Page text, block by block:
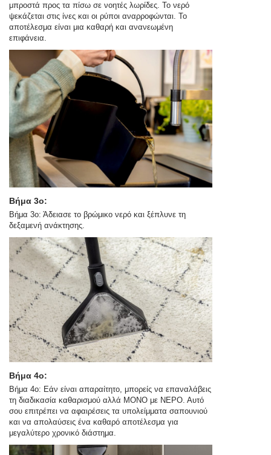
μπροστά προς τα πίσω σε νοητές λωρίδες. Το νερό
ψεκάζεται στις ίνες και οι ρύποι αναρροφώνται. Το
αποτέλεσμα είναι μια καθαρή και ανανεωμένη
επιφάνεια.
Βήμα 3ο:
Βήμα 3ο: Άδειασε το βρώμικο νερό και ξέπλυνε τη
δεξαμενή ανάκτησης.
Βήμα 4ο:
Βήμα 4ο: Εάν είναι απαραίτητο, μπορείς να επαναλάβεις
τη διαδικασία καθαρισμού αλλά ΜΟΝΟ με ΝΕΡΟ. Αυτό
σου επιτρέπει να αφαιρέσεις τα υπολείμματα σαπουνιού
και να απολαύσεις ένα καθαρό αποτέλεσμα για
μεγαλύτερο χρονικό διάστημα.